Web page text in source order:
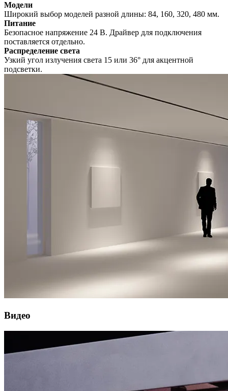
Модели
Широкий выбор моделей разной длины: 84, 160, 320, 480 мм.
Питание
Безопасное напряжение 24 В. Драйвер для подключения
поставляется отдельно.
Распределение света
Узкий угол излучения света 15 или 36° для акцентной
подсветки.
Видео